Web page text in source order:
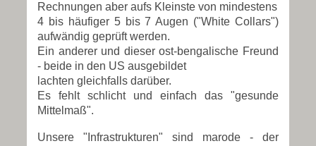
Rechnungen aber aufs Kleinste von mindestens
4 bis häufiger 5 bis 7 Augen ("White Collars")
aufwändig geprüft werden.
Ein anderer und dieser ost-bengalische Freund
- beide in den US ausgebildet
lachten gleichfalls darüber.
Es fehlt schlicht und einfach das "gesunde
Mittelmaß".
Unsere "Infrastrukturen" sind marode - der